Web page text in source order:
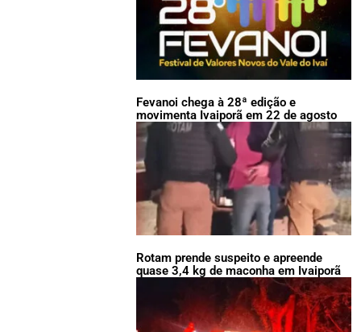
Fevanoi chega à 28ª edição e
movimenta Ivaiporã em 22 de agosto
Rotam prende suspeito e apreende
quase 3,4 kg de maconha em Ivaiporã